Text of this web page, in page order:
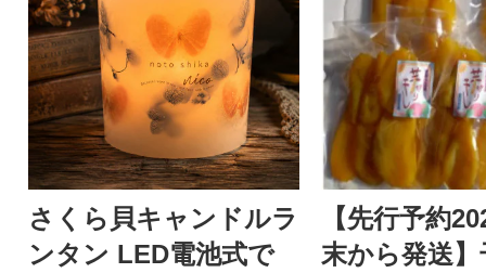
さくら貝キャンドルラ
ンタン LED電池式で
【先行予約
末から発送